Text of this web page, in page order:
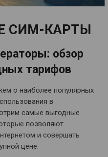
СИМ-КАРТЫ
обзор
тарифов
о наиболее популярных
в
самые выгодные
позволяют
и совершать
цене.